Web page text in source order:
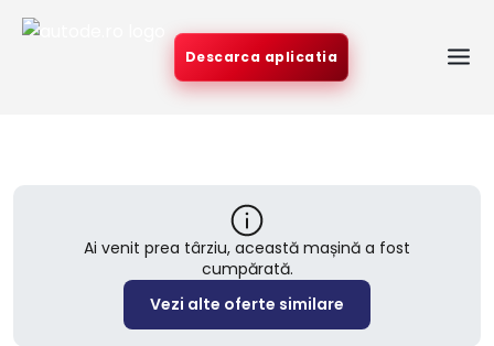
Descarca aplicatia
Ai venit prea târziu, această mașină a fost
cumpărată.
Vezi alte oferte similare